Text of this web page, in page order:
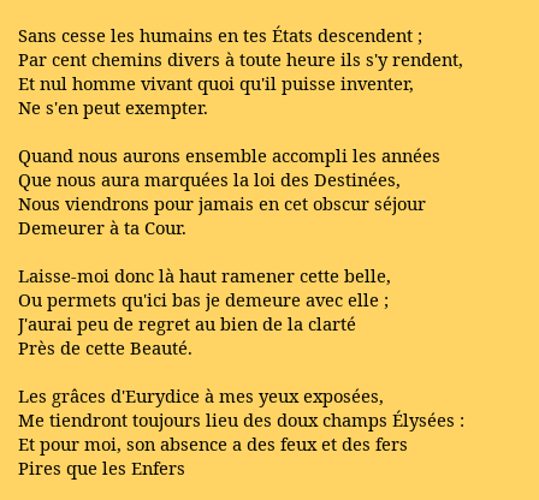
Sans cesse les humains en tes États descendent ;
Par cent chemins divers à toute heure ils s'y rendent,
Et nul homme vivant quoi qu'il puisse inventer,
Ne s'en peut exempter.
Quand nous aurons ensemble accompli les années
Que nous aura marquées la loi des Destinées,
Nous viendrons pour jamais en cet obscur séjour
Demeurer à ta Cour.
Laisse-moi donc là haut ramener cette belle,
Ou permets qu'ici bas je demeure avec elle ;
J'aurai peu de regret au bien de la clarté
Près de cette Beauté.
Les grâces d'Eurydice à mes yeux exposées,
Me tiendront toujours lieu des doux champs Élysées :
Et pour moi, son absence a des feux et des fers
Pires que les Enfers